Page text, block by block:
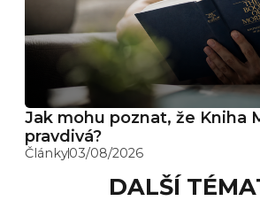
Jak mohu poznat, že Kniha
pravdivá?
Články03/08/2026
DALŠÍ